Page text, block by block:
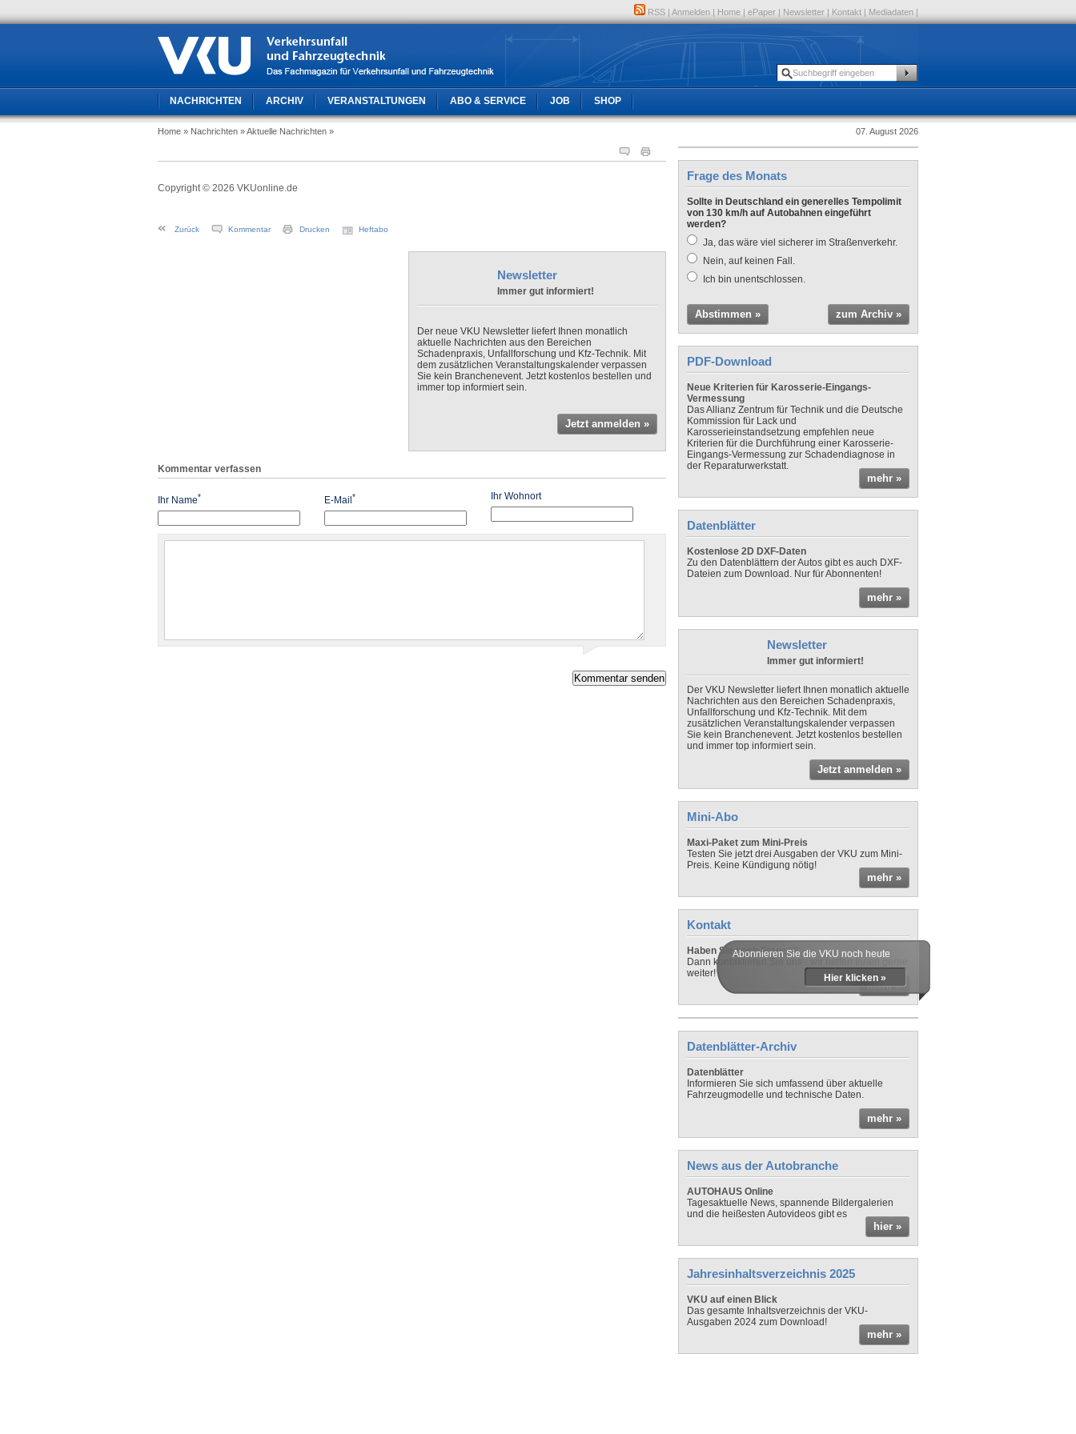
RSS | Anmelden | Home | ePaper | Newsletter | Kontakt | Mediadaten |
NACHRICHTEN ARCHIV VERANSTALTUNGEN ABO & SERVICE JOB SHOP
Home » Nachrichten » Aktuelle Nachrichten » 07. August 2026
Copyright © 2026 VKUonline.de
Zurück Kommentar Drucken Heftabo
Newsletter
Immer gut informiert!
Der neue VKU Newsletter liefert Ihnen monatlich
aktuelle Nachrichten aus den Bereichen
Schadenpraxis, Unfallforschung und Kfz-Technik. Mit
dem zusätzlichen Veranstaltungskalender verpassen
Sie kein Branchenevent. Jetzt kostenlos bestellen und
immer top informiert sein.
Jetzt anmelden »
Kommentar verfassen
Ihr Name* E-Mail * Ihr Wohnort
Frage des Monats
Sollte in Deutschland ein generelles Tempolimit
von 130 km/h auf Autobahnen eingeführt
werden?
Ja, das wäre viel sicherer im Straßenverkehr.
Nein, auf keinen Fall.
Ich bin unentschlossen.
Abstimmen » zum Archiv »
PDF-Download
Neue Kriterien für Karosserie-Eingangs-
Vermessung
Das Allianz Zentrum für Technik und die Deutsche
Kommission für Lack und
Karosserieinstandsetzung empfehlen neue
Kriterien für die Durchführung einer Karosserie-
Eingangs-Vermessung zur Schadendiagnose in
der Reparaturwerkstatt.
mehr »
Datenblätter
Kostenlose 2D DXF-Daten
Zu den Datenblättern der Autos gibt es auch DXF-
Dateien zum Download. Nur für Abonnenten!
mehr »
Newsletter
Immer gut informiert!
Der VKU Newsletter liefert Ihnen monatlich aktuelle
Nachrichten aus den Bereichen Schadenpraxis,
Unfallforschung und Kfz-Technik. Mit dem
zusätzlichen Veranstaltungskalender verpassen
Sie kein Branchenevent. Jetzt kostenlos bestellen
und immer top informiert sein.
Jetzt anmelden »
Mini-Abo
Maxi-Paket zum Mini-Preis
Testen Sie jetzt drei Ausgaben der VKU zum Mini-
Preis. Keine Kündigung nötig!
mehr »
Kontakt
Haben Sie noch Fragen?
Dann kontaktieren Sie uns - wir helfen Ihnen gerne
weiter!
mehr »
Abonnieren Sie die VKU noch heute
Hier klicken »
Datenblätter-Archiv
Datenblätter
Informieren Sie sich umfassend über aktuelle
Fahrzeugmodelle und technische Daten.
mehr »
News aus der Autobranche
AUTOHAUS Online
Tagesaktuelle News, spannende Bildergalerien
und die heißesten Autovideos gibt es
hier »
Jahresinhaltsverzeichnis 2025
VKU auf einen Blick
Das gesamte Inhaltsverzeichnis der VKU-
Ausgaben 2024 zum Download!
mehr »